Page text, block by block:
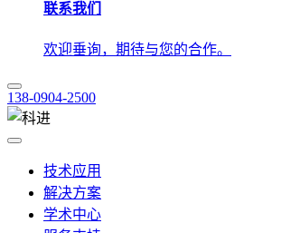
联系我们
欢迎垂询，期待与您的合作。
138-0904-2500
技术应用
解决方案
学术中心